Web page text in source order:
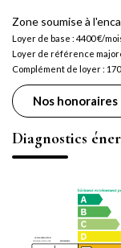
Zone soumise à
Loyer de base : 4400€/
Loyer de référence
Complément de loyer :
Nos honoraires
Diagnostics